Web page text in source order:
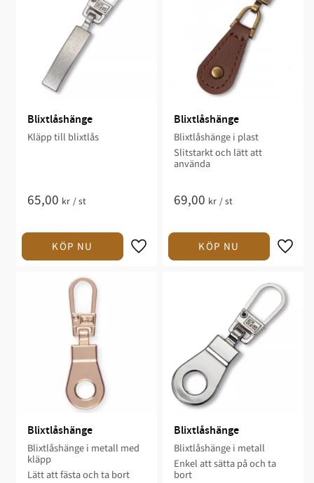
Blixtlåshänge
Kläpp till blixtlås
65,00 kr /st
Blixtlåshänge
Blixtlåshänge i plast
Slitstarkt och lätt att
använda
69,00 kr /st
Blixtlåshänge
Blixtlåshänge i metall med
kläpp
Lätt att fästa och ta bort
Blixtlåshänge
Blixtlåshänge i metall
Enkel att sätta på och ta
bort